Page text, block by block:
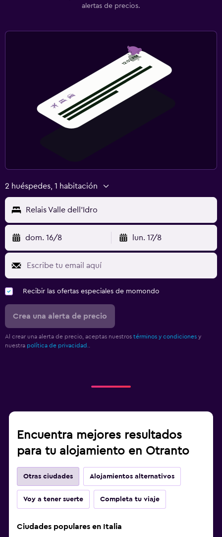
Ideal para familias
Cuidado de niños o guardería
Cuna/cama nido disponibles
Gimnasio
alertas de precios.
2 huéspedes, 1 habitación
Relais Valle dell'Idro
dom. 16/8 lun. 17/8
Recibir las ofertas especiales de momondo
Crea una alerta de precio
Al crear una alerta de precio, aceptas nuestros términos y condiciones y
nuestra política de privacidad.
Encuentra mejores resultados
para tu alojamiento en Otranto
Otras ciudades Alojamientos alternativos
Voy a tener suerte Completa tu viaje
Ciudades populares en Italia